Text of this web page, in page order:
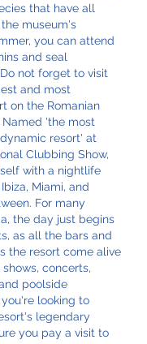
that have all
museum's
you can attend
and seal
not forget to visit
and most
on the Romanian
Named 'the most
resort' at
Clubbing Show,
with a nightlife
Miami, and
For many
the day just begins
as all the bars and
the resort come alive
concerts,
poolside
looking to
legendary
you pay a visit to